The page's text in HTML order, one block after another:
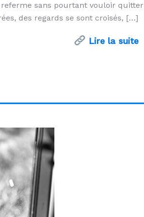
referme sans pourtant vouloir quitter
des regards se sont croisés, […]
Lire la suite